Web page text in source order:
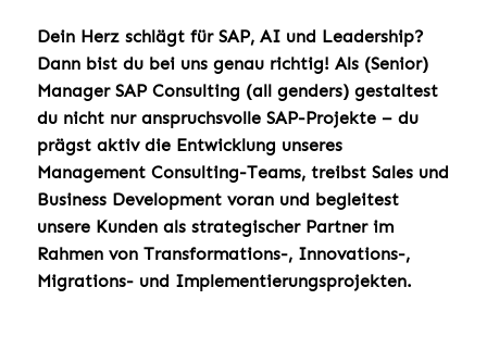
Dein Herz schlägt für SAP, AI und Leadership?
Dann bist du bei uns genau richtig! Als (Senior)
Manager SAP Consulting (all genders) gestaltest
du nicht nur anspruchsvolle SAP-Projekte – du
prägst aktiv die Entwicklung unseres
Management Consulting-Teams, treibst Sales und
Business Development voran und begleitest
unsere Kunden als strategischer Partner im
Rahmen von Transformations-, Innovations-,
Migrations- und Implementierungsprojekten.